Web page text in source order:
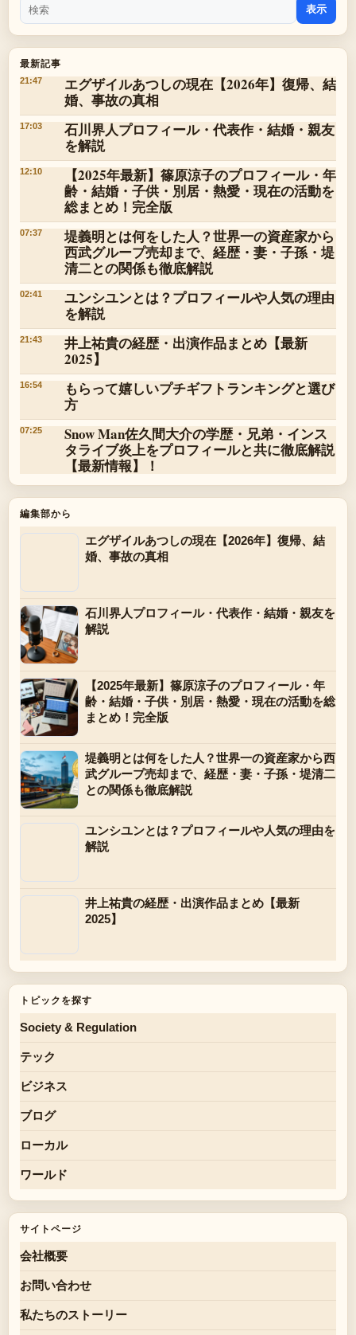
表示
最新記事
21:47
エグザイルあつしの現在【2026年】復帰、結
婚、事故の真相
17:03
石川界人プロフィール・代表作・結婚・親友
を解説
12:10
【2025年最新】篠原涼子のプロフィール・年
齢・結婚・子供・別居・熱愛・現在の活動を
総まとめ！完全版
07:37
堤義明とは何をした人？世界一の資産家から
西武グループ売却まで、経歴・妻・子孫・堤
清二との関係も徹底解説
02:41
ユンシユンとは？プロフィールや人気の理由
を解説
21:43
井上祐貴の経歴・出演作品まとめ【最新
2025】
16:54
もらって嬉しいプチギフトランキングと選び
方
07:25
Snow Man佐久間大介の学歴・兄弟・インス
タライブ炎上をプロフィールと共に徹底解説
【最新情報】！
編集部から
エグザイルあつしの現在【2026年】復帰、結
婚、事故の真相
石川界人プロフィール・代表作・結婚・親友を
解説
【2025年最新】篠原涼子のプロフィール・年
齢・結婚・子供・別居・熱愛・現在の活動を総
まとめ！完全版
堤義明とは何をした人？世界一の資産家から西
武グループ売却まで、経歴・妻・子孫・堤清二
との関係も徹底解説
ユンシユンとは？プロフィールや人気の理由を
解説
井上祐貴の経歴・出演作品まとめ【最新
2025】
トピックを探す
Society & Regulation
テック
ビジネス
ブログ
ローカル
ワールド
サイトページ
会社概要
お問い合わせ
私たちのストーリー